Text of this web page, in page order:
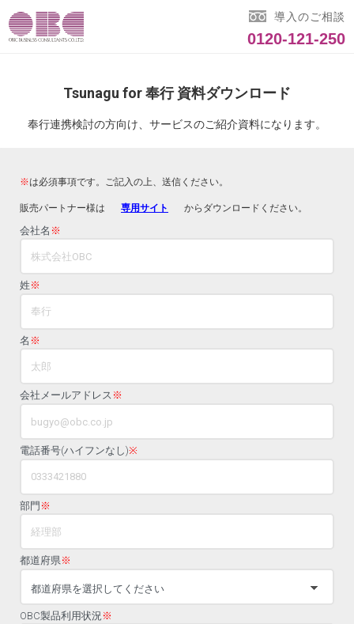
導入のご相談
0120-121-250
Tsunagu for 奉行 資料ダウンロード
奉行連携検討の方向け、サービスのご紹介資料になります。
※は必須事項です。ご記入の上、送信ください。
販売パートナー様は 専用サイト からダウンロードください。
会社名 ※
姓 ※
名 ※
会社メールアドレス ※
電話番号(ハイフンなし)※
部門 ※
都道府県※
OBC製品利用状況 ※